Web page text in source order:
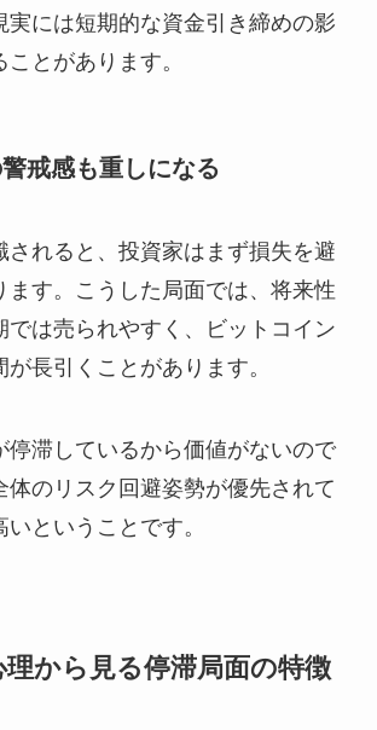
実には短期的な資金引き締めの影
とがあります。
戒感も重しになる
されると、投資家はまず損失を避
ます。こうした局面では、将来性
では売られやすく、ビットコイン
長引くことがあります。
停滞しているから価値がないので
体のリスク回避姿勢が優先されて
ということです。
理から見る停滞局面の特徴